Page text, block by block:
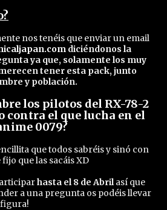
nos tenéis que enviar un email
diciéndonos la
ya que, solamente los muy
tener esta pack, junto
y población.
los pilotos del RX-78-2
contra el que lucha en el
0079?
que todos sabréis y sinó con
que las sacáis XD
hasta el 8 de Abrilasí que
a una pregunta os podéis llevar
figura!